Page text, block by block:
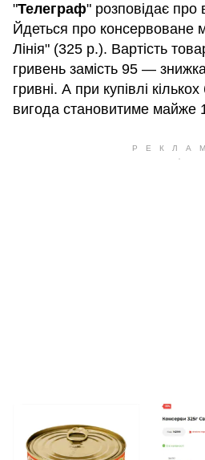
"Телеграф" розповідає про
Йдеться про консервоване
Лінія" (325 р.). Вартість
гривень замість 95 —
гривні. А при купівлі
вигода становитиме майже